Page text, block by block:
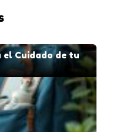
Cuidado de tu